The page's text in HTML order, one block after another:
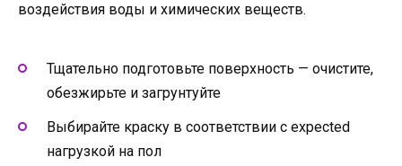
воздействия воды и химических веществ.
Тщательно подготовьте поверхность — очистите,
обезжирьте и загрунтуйте
Выбирайте краску в соответствии с expected
нагрузкой на пол